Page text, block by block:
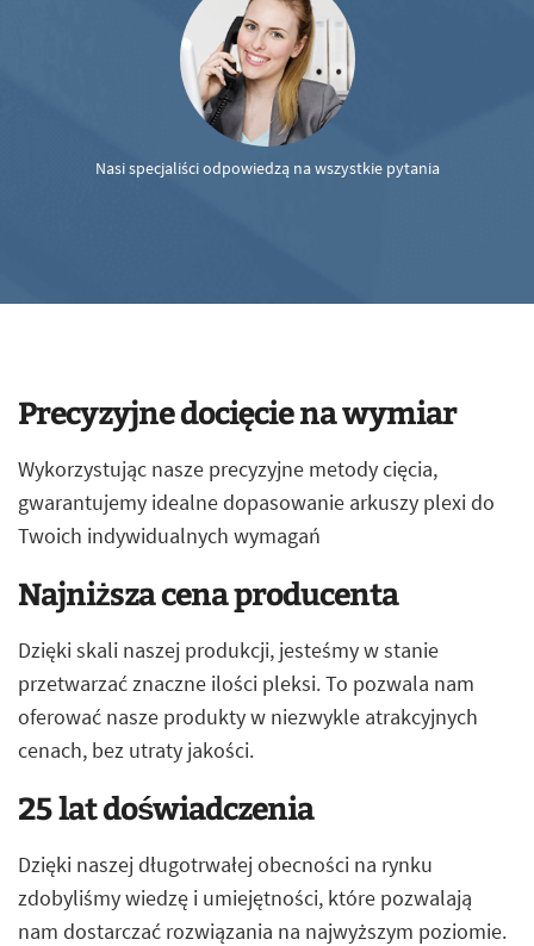
Nasi specjaliści odpowiedzą na wszystkie pytania
Precyzyjne docięcie na wymiar
Wykorzystując nasze precyzyjne metody cięcia,
gwarantujemy idealne dopasowanie arkuszy plexi do
Twoich indywidualnych wymagań
Najniższa cena producenta
Dzięki skali naszej produkcji, jesteśmy w stanie
przetwarzać znaczne ilości pleksi. To pozwala nam
oferować nasze produkty w niezwykle atrakcyjnych
cenach, bez utraty jakości.
25 lat doświadczenia
Dzięki naszej długotrwałej obecności na rynku
zdobyliśmy wiedzę i umiejętności, które pozwalają
nam dostarczać rozwiązania na najwyższym poziomie.